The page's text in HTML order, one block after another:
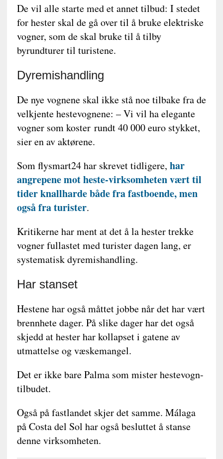
De vil alle starte med et annet tilbud: I stedet
for hester skal de gå over til å bruke elektriske
vogner, som de skal bruke til å tilby
byrundturer til turistene.
Dyremishandling
De nye vognene skal ikke stå noe tilbake fra de
velkjente hestevognene: – Vi vil ha elegante
vogner som koster rundt 40 000 euro stykket,
sier en av aktørene.
Som flysmart24 har skrevet tidligere, har
angrepene mot heste-virksomheten vært til
tider knallharde både fra fastboende, men
også fra turister.
Kritikerne har ment at det å la hester trekke
vogner fullastet med turister dagen lang, er
systematisk dyremishandling.
Har stanset
Hestene har også måttet jobbe når det har vært
brennhete dager. På slike dager har det også
skjedd at hester har kollapset i gatene av
utmattelse og væskemangel.
Det er ikke bare Palma som mister hestevogn-
tilbudet.
Også på fastlandet skjer det samme. Málaga
på Costa del Sol har også besluttet å stanse
denne virksomheten.